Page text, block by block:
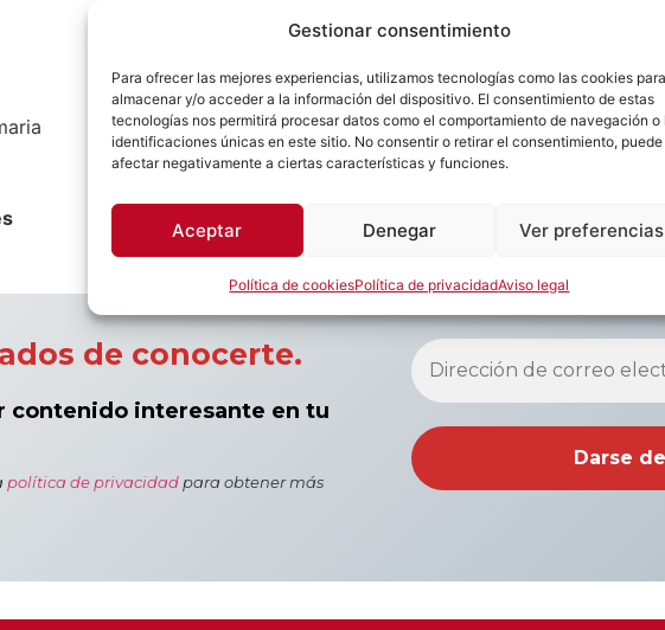
Gestionar consentimiento
Para ofrecer las mejores experiencias, utilizamos tecnologías como las cookies para
almacenar y/o acceder a la información del dispositivo. El consentimiento de estas
tecnologías nos permitirá procesar datos como el comportamiento de navegación o
identificaciones únicas en este sitio. No consentir o retirar el consentimiento, puede
afectar negativamente a ciertas características y funciones.
Aceptar Denegar Ver preferencias
Política de cookiesPolítica de privacidadAviso legal
de conocerte.
contenido interesante en tu
política de privacidadpara obtener más